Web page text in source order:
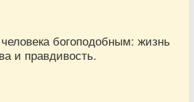
богоподобным: жизнь
и правдивость.